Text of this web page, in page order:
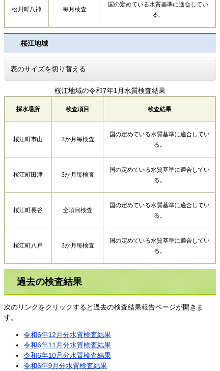
松川町八神 毎月検査
国の定めている水質基準に適合してい
る。
桜江地域
表のサイズを切り替える
桜江地域の令和7年1月水質検査結果
採水場所 検査項目 検査結果
桜江町市山 3か月毎検査
国の定めている水質基準に適合してい
る。
桜江町田津 3か月毎検査
国の定めている水質基準に適合してい
る。
桜江町長谷 全項目検査
国の定めている水質基準に適合してい
る。
桜江町八戸 3か月毎検査
国の定めている水質基準に適合してい
る。
過去の検査結果
次のリンクをクリックすると過去の検査結果報告ページが開きま
す。
令和6年12月分水質検査結果
令和6年11月分水質検査結果
令和6年10月分水質検査結果
令和6年9月分水質検査結果